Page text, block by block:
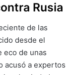
Rusia
de las
desde el
eco de unas
acusó a expertos